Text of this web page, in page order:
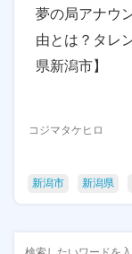
夢の局アナウ
由とは？タレ
県新潟市】
コジマタケヒロ
新潟市 新潟県